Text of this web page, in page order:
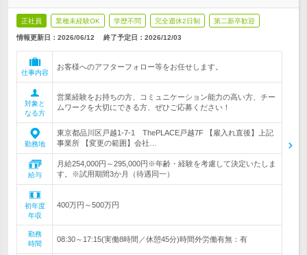
正社員 業種未経験OK 学歴不問 完全週休2日制 第二新卒歓迎
情報更新日：2026/06/12 終了予定日： 2026/12/03
仕事内容
お客様へのアフターフォロー等をお任せします。
対象と
なる方
営業経験をお持ちの方、コミュニケーション能力の高い方、チー
ムワークを大切にできる方、ぜひご応募ください！
勤務地
東京都品川区戸越1-7-1 ThePLACE戸越7F 【雇入れ直後】上記
事業所 【変更の範囲】会社…
給与
月給254,000円～295,000円※年齢・経験を考慮して決定いたしま
す。※試用期間3か月（待遇同一）
初年度
年収
400万円～500万円
勤務
時間
08:30～17:15(実働8時間／休憩45分)時間外労働有無：有